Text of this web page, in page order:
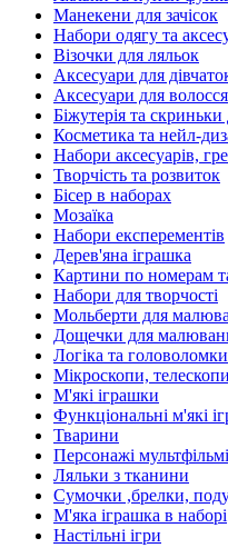
Манекени для зачісок
Набори одягу та
Візочки для ляльок
Аксесуари для
Аксесуари для волосся
Біжутерія та
Косметика та нейл-
Набори аксесуарів,
Творчість та розвиток
Бісер в наборах
Мозаїка
Набори експерементів
Дерев'яна іграшка
Картини по номерам
Набори для творчості
Мольберти для
Дощечки для
Логіка та головоломки
Мікроскопи,
М'які іграшки
Функціональні м'які
Тварини
Персонажі
Ляльки з тканини
Сумочки ,брелки,
М'яка іграшка в наборі
Настільні ігри